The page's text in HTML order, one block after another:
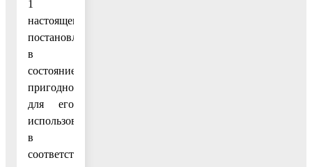
1
настоящего
постановления,
в
состояние,
пригодное
для его
использования
в
соответствии